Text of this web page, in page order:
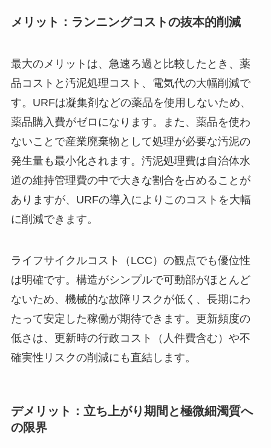
メリット：ランニングコストの抜本的削減
最大のメリットは、急速ろ過と比較したとき、薬
品コストと汚泥処理コスト、電気代の大幅削減で
す。URFは凝集剤などの薬品を使用しないため、
薬品購入費がゼロになります。また、薬品を使わ
ないことで産業廃棄物として処理が必要な汚泥の
発生量も最小化されます。汚泥処理費は自治体水
道の維持管理費の中で大きな割合を占めることが
ありますが、URFの導入によりこのコストを大幅
に削減できます。
ライフサイクルコスト（LCC）の観点でも優位性
は明確です。構造がシンプルで可動部がほとんど
ないため、機械的な故障リスクが低く、長期にわ
たって安定した稼働が期待できます。更新頻度の
低さは、更新時の行政コスト（人件費含む）や不
確実性リスクの削減にも直結します。
デメリット：立ち上がり期間と極微細濁質へ
の限界